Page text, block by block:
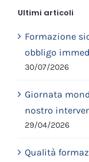
Ultimi articoli
Formazione
obbligo
30/07/2026
Giornata
nostro
29/04/2026
Qualità